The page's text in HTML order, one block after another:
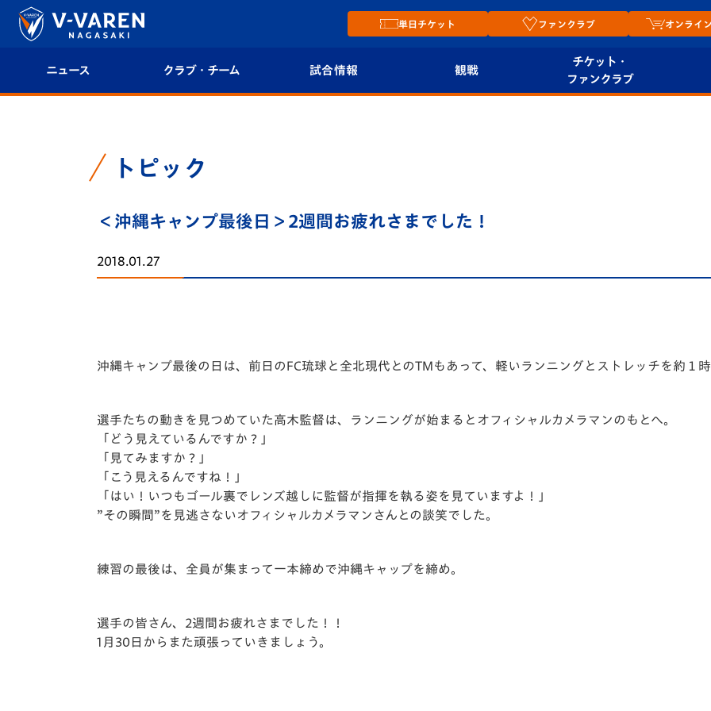
単日チケット ファンクラブ オンライン
ニュース クラブ・チーム
選手プロフィール
クラブハウス（練習
場）
応援メディア
ホームタウン活動
試合情報
フォトギャラリー
観戦
Revive Team
V-EXPRESS（ユニフ
チケット・
ファンクラブ
トピック
＜沖縄キャンプ最後日＞2週間お疲れさまでした！
2018.01.27
沖縄キャンプ最後の日は、前日のFC琉球と全北現代とのTMもあって、軽いランニングとストレッチを約１時
選手たちの動きを見つめていた高木監督は、ランニングが始まるとオフィシャルカメラマンのもとへ。
「どう見えているんですか？」
「見てみますか？」
「こう見えるんですね！」
「はい！いつもゴール裏でレンズ越しに監督が指揮を執る姿を見ていますよ！」
”その瞬間”を見逃さないオフィシャルカメラマンさんとの談笑でした。
練習の最後は、全員が集まって一本締めで沖縄キャップを締め。
選手の皆さん、2週間お疲れさまでした！！
1月30日からまた頑張っていきましょう。